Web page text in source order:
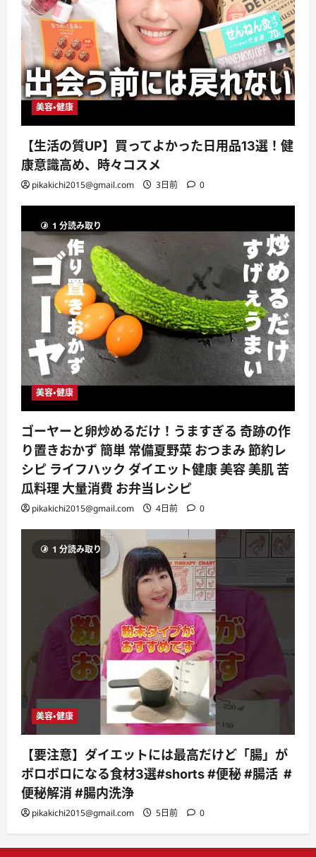
美容・健康
【生活の質UP】買ってよかった日用品13選！健
康意識高め、時々コスメ
pikakichi2015@gmail.com 3日前 0
1 分読み取り
美容・健康
ゴーヤーと卵炒めるだけ！うますぎる 奇跡の作
り置きおかず 簡単 常備夏野菜 おつまみ 節約レ
シピ ライフハック ダイエット健康 美容 美肌 苦
瓜料理 大量消費 お弁当レシピ
pikakichi2015@gmail.com 4日前 0
1 分読み取り
美容・健康
【要注意】ダイエットには最高だけど「腸」が
ボロボロになる食材3選#shorts #便秘 #腸活 #
便秘解消 #腸内洗浄
pikakichi2015@gmail.com 5日前 0